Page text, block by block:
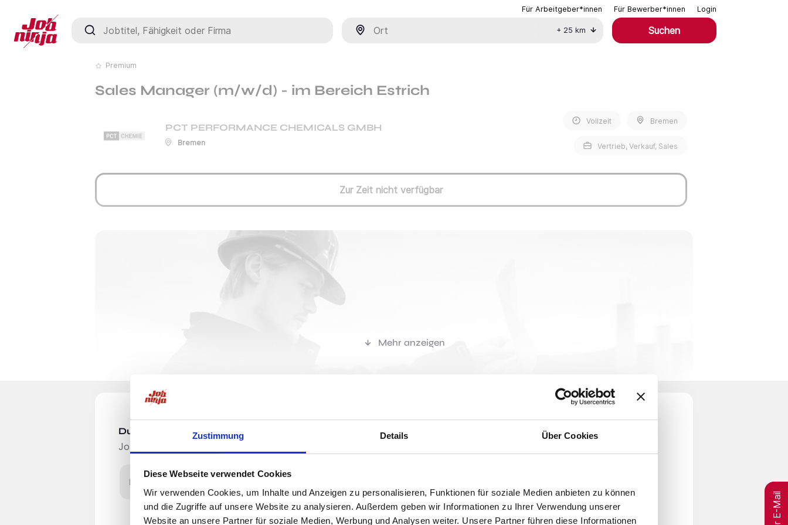
Zustimmung Details Über Cookies
Diese Webseite verwendet Cookies
Wir verwenden Cookies, um Inhalte und Anzeigen zu personalisieren, Funktionen für soziale Medien anbieten zu können
und die Zugriffe auf unsere Website zu analysieren. Außerdem geben wir Informationen zu Ihrer Verwendung unserer
Website an unsere Partner für soziale Medien, Werbung und Analysen weiter. Unsere Partner führen diese Informationen
Für Arbeitgeber*innen Für Bewerber*innen Login
Jobtitel, Fähigkeit oder Firma
+ 25 km Suchen
Premium
Sales Manager (m/w/d) - im Bereich Estrich
PCT PERFORMANCE CHEMICALS GMBH
Bremen
Vollzeit Bremen
Vertrieb, Verkauf, Sales
Zur Zeit nicht verfügbar
Du kommst aus dem Estrich- oder Baubereich und willst mehr bewegen? Dann lies weiter.
Mehr anzeigen
Du möchtest Jobs, die zu Dir passen?
Jobangebote per E-Mail erhalten
E-Mail-Adresse